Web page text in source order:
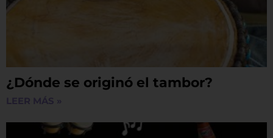
¿Dónde se originó el tambor?
LEER MÁS »